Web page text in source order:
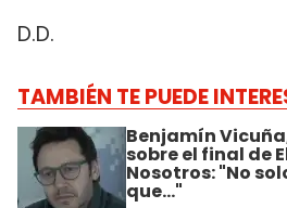
D.D.
TAMBIÉN TE PUEDE
Benjamín
sobre el final de
Nosotros: "No
que..."